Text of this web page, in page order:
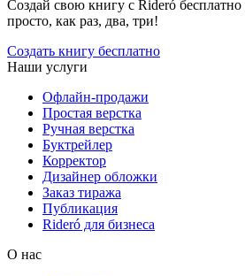
Создай свою книгу с Rideró
просто, как раз, два, три!
Создать книгу бесплатно
Наши услуги
Офлайн-продажи
Простая верстка
Ручная верстка
Буктрейлер
Корректор
Дизайнер обложки
Заказ тиража
Публикация
Rideró для бизнеса
О нас